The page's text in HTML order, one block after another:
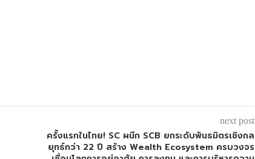
next post
ครั้งแรกในไทย! SC ผนึก SCB ยกระดับพันธมิตรเชิงกล
ยุทธ์กว่า 22 ปี สร้าง Wealth Ecosystem ครบวงจร